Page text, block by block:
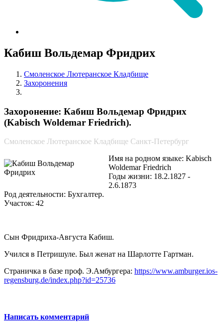
Кабиш Вольдемар Фридрих
Смоленское Лютеранское Кладбище
Захоронения
Захоронение: Кабиш Вольдемар Фридрих
(Kabisch Woldemar Friedrich).
Смоленское Лютеранское Кладбище Санкт-Петербург
Имя на родном языке: Kabisch
Woldemar Friedrich
Годы жизни: 18.2.1827 -
2.6.1873
Род деятельности: Бухгалтер.
Участок: 42
Сын Фридриха-Августа Кабиш.
Учился в Петришуле. Был женат на Шарлотте Гартман.
Страничка в базе проф. Э.Амбургера: https://www.amburger.ios-
regensburg.de/index.php?id=25736
Написать комментарий